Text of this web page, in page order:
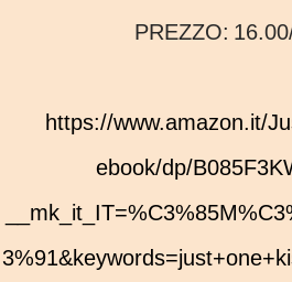
PREZZO:
https://www.amazon.it/Just-one-kiss-solo-bacio-
ebook/dp/